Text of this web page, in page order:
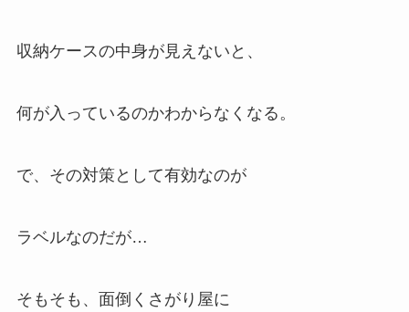
収納ケースの中身が見えないと、
何が入っているのかわからなくなる。
で、その対策として有効なのが
ラベルなのだが…
そもそも、面倒くさがり屋に